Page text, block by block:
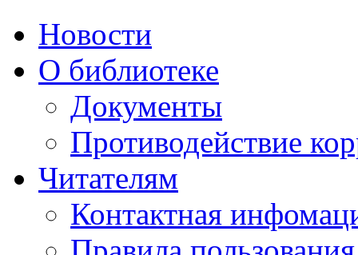
Новости
О библиотеке
Документы
Противодействие
Читателям
Контактная